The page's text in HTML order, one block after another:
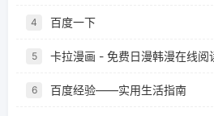
4 百度一下
5 卡拉漫画 - 免费日漫韩漫在线阅
6 百度经验——实用生活指南